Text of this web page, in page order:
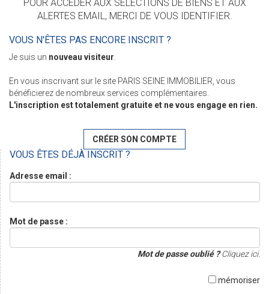
POUR ACCÉDER AUX SÉLECTIONS DE BIENS ET AUX
ALERTES EMAIL, MERCI DE VOUS IDENTIFIER.
VOUS N'ÊTES PAS ENCORE INSCRIT ?
Je suis un nouveau visiteur
En vous inscrivant sur le site PARIS SEINE IMMOBILIER, vous
bénéficierez de nombreux services complémentaires.
L'inscription est totalement gratuite et ne vous engage en rien.
CRÉER SON COMPTE
VOUS ÊTES DÉJÀ INSCRIT ?
Adresse email :
Mot de passe :
Mot de passe oublié ?Cliquez ici.
mémoriser